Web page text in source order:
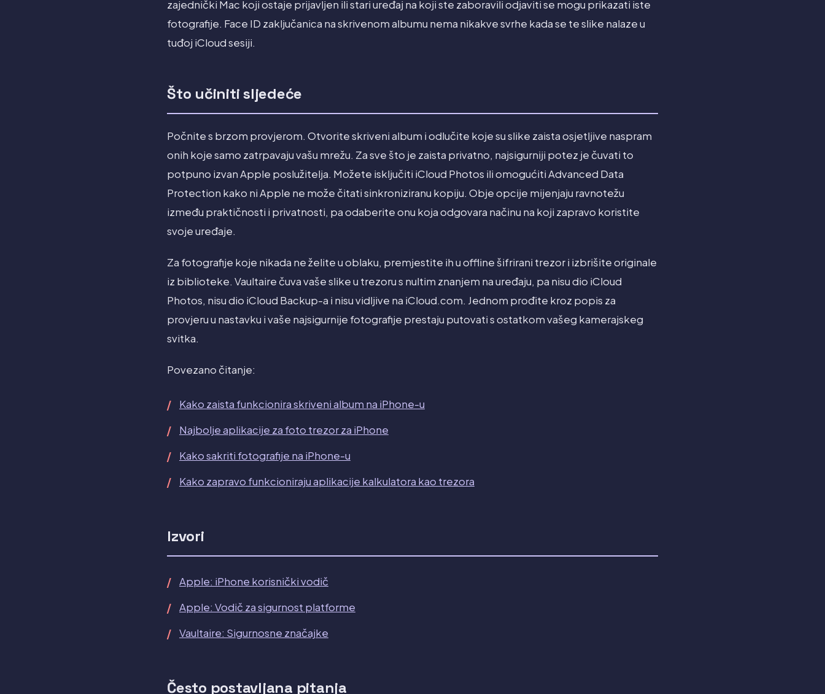
zajednički Mac koji ostaje prijavljen ili stari uređaj na koji ste zaboravili odjaviti se mogu prikazati iste
fotografije. Face ID zaključanica na skrivenom albumu nema nikakve svrhe kada se te slike nalaze u
tuđoj iCloud sesiji.
Što učiniti sljedeće
Počnite s brzom provjerom. Otvorite skriveni album i odlučite koje su slike zaista osjetljive naspram
onih koje samo zatrpavaju vašu mrežu. Za sve što je zaista privatno, najsigurniji potez je čuvati to
potpuno izvan Apple poslužitelja. Možete isključiti iCloud Photos ili omogućiti Advanced Data
Protection kako ni Apple ne može čitati sinkroniziranu kopiju. Obje opcije mijenjaju ravnotežu
između praktičnosti i privatnosti, pa odaberite onu koja odgovara načinu na koji zapravo koristite
svoje uređaje.
Za fotografije koje nikada ne želite u oblaku, premjestite ih u offline šifrirani trezor i izbrišite originale
iz biblioteke. Vaultaire čuva vaše slike u trezoru s nultim znanjem na uređaju, pa nisu dio iCloud
Photos, nisu dio iCloud Backup-a i nisu vidljive na iCloud.com. Jednom prođite kroz popis za
provjeru u nastavku i vaše najsigurnije fotografije prestaju putovati s ostatkom vašeg kamerajskeg
svitka.
Povezano čitanje:
Kako zaista funkcionira skriveni album na iPhone-u
Najbolje aplikacije za foto trezor za iPhone
Kako sakriti fotografije na iPhone-u
Kako zapravo funkcioniraju aplikacije kalkulatora kao trezora
Izvori
Apple: iPhone korisnički vodič
Apple: Vodič za sigurnost platforme
Vaultaire: Sigurnosne značajke
Često postavljana pitanja